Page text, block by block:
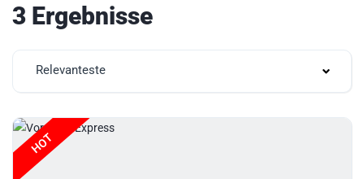
3 Ergebnisse
Relevanteste
HOT